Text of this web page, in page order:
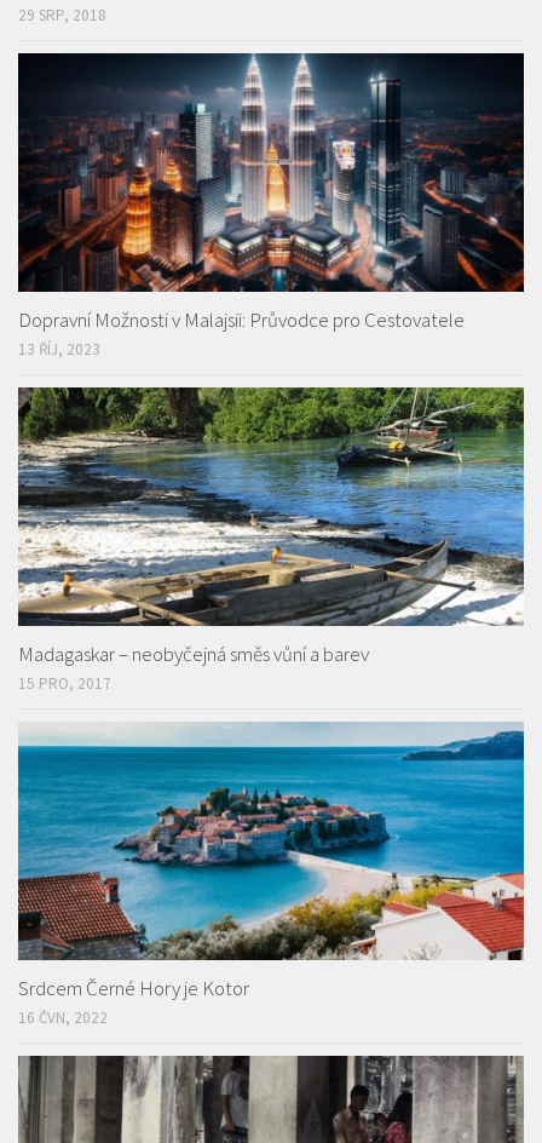
29 SRP, 2018
Dopravní Možnosti v Malajsii: Průvodce pro Cestovatele
13 ŘÍJ, 2023
Madagaskar – neobyčejná směs vůní a barev
15 PRO, 2017
Srdcem Černé Hory je Kotor
16 ČVN, 2022